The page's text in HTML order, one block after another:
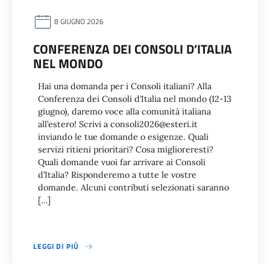
8 GIUGNO 2026
CONFERENZA DEI CONSOLI D’ITALIA
NEL MONDO
Hai una domanda per i Consoli italiani? Alla
Conferenza dei Consoli d’Italia nel mondo (12-13
giugno), daremo voce alla comunità italiana
all’estero! Scrivi a consoli2026@esteri.it
inviando le tue domande o esigenze. Quali
servizi ritieni prioritari? Cosa miglioreresti?
Quali domande vuoi far arrivare ai Consoli
d’Italia? Risponderemo a tutte le vostre
domande. Alcuni contributi selezionati saranno
[…]
LEGGI DI PIÙ